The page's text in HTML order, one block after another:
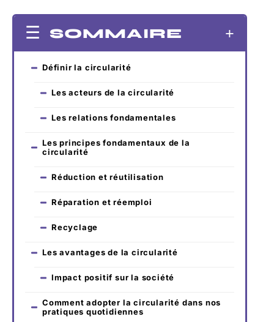
SOMMAIRE
Définir la circularité
Les acteurs de la circularité
Les relations fondamentales
Les principes fondamentaux de la
circularité
Réduction et réutilisation
Réparation et réemploi
Recyclage
Les avantages de la circularité
Impact positif sur la société
Comment adopter la circularité dans nos
pratiques quotidiennes